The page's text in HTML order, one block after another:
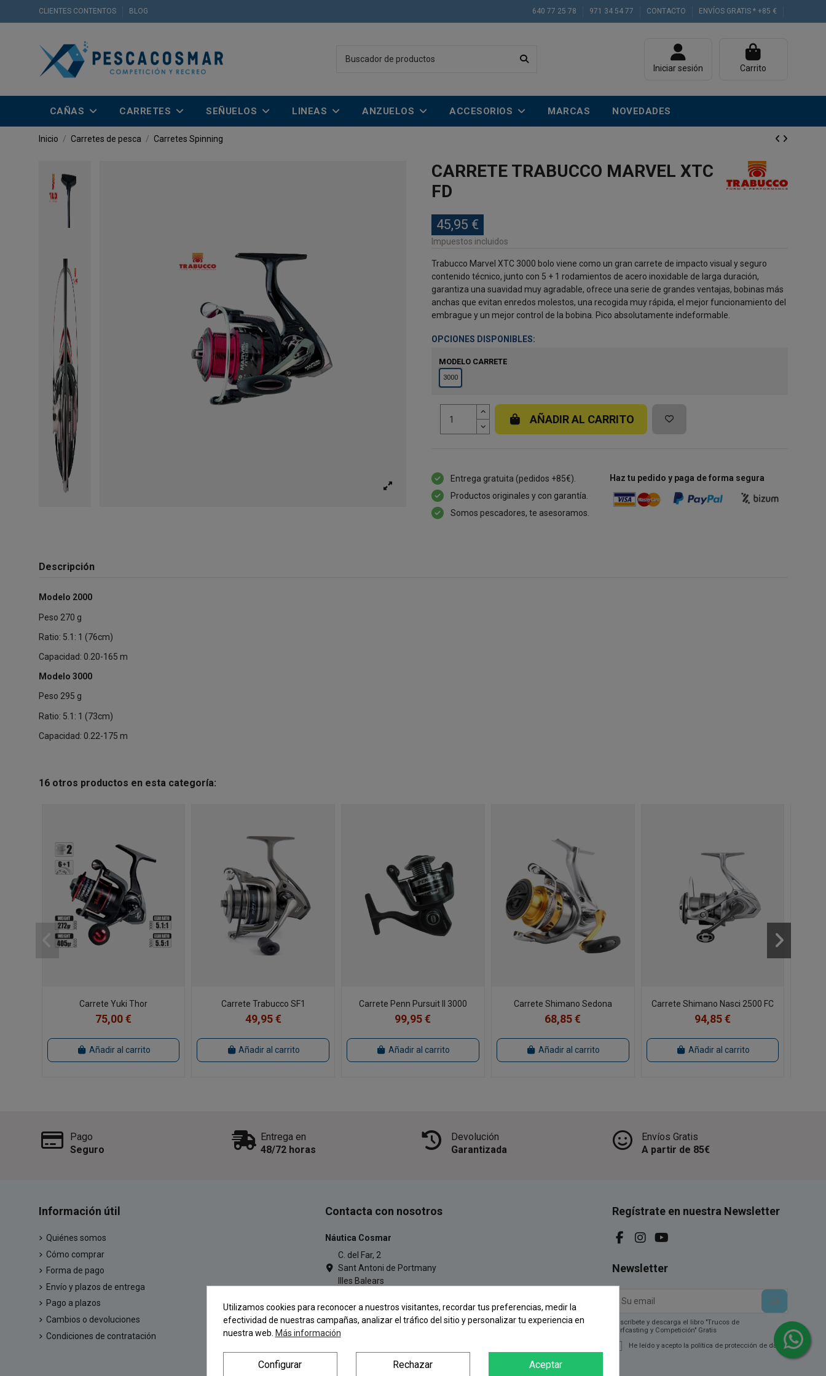
CLIENTES CONTENTOS BLOG 640 77 25 78 971 34 54 77 CONTACTO ENVÍOS GRATIS * +85 €
Iniciar sesión Carrito
CAÑAS CARRETES SEÑUELOS LINEAS ANZUELOS ACCESORIOS MARCAS NOVEDADES
Inicio Carretes de pesca Carretes Spinning
CARRETE TRABUCCO MARVEL XTC
FD
45,95 €
Impuestos incluidos
Trabucco Marvel XTC 3000 bolo viene como un gran carrete de impacto visual y seguro
contenido técnico, junto con 5 + 1 rodamientos de acero inoxidable de larga duración,
garantiza una suavidad muy agradable, ofrece una serie de grandes ventajas, bobinas más
anchas que evitan enredos molestos, una recogida muy rápida, el mejor funcionamiento del
embrague y un mejor control de la bobina. Pico absolutamente indeformable.
OPCIONES DISPONIBLES:
MODELO CARRETE
3000
AÑADIR AL CARRITO
Entrega gratuita (pedidos +85€).
Productos originales y con garantía.
Somos pescadores, te asesoramos.
Haz tu pedido y paga de forma segura
Descripción
Modelo 2000
Peso 270 g
Ratio: 5.1: 1 (76cm)
Capacidad: 0.20-165 m
Modelo 3000
Peso 295 g
Ratio: 5.1: 1 (73cm)
Capacidad: 0.22-175 m
16 otros productos en esta categoría:
Carrete Yuki Thor
75,00 €
Añadir al carrito
Carrete Trabucco SF1
49,95 €
Añadir al carrito
Carrete Penn Pursuit II 3000
99,95 €
Añadir al carrito
Carrete Shimano Sedona
68,85 €
Añadir al carrito
Carrete Shimano Nasci 2500 FC
94,85 €
Añadir al carrito
Pago
Seguro
Entrega en
48/72 horas
Devolución
Garantizada
Envíos Gratis
A partir de 85€
Información útil
Quiénes somos
Cómo comprar
Forma de pago
Envío y plazos de entrega
Pago a plazos
Cambios o devoluciones
Condiciones de contratación
Contacta con nosotros
Náutica Cosmar
C. del Far, 2
Sant Antoni de Portmany
Illes Balears
pescacosmar@gmail.com
Regístrate en nuestra Newsletter
Newsletter
Suscríbete y descarga el libro "Trucos de
Surfcasting y Competición" Gratis
He leído y acepto la política de protección de datos.
Utilizamos cookies para reconocer a nuestros visitantes, recordar tus preferencias, medir la
efectividad de nuestras campañas, analizar el tráfico del sitio y personalizar tu experiencia en
nuestra web. Más información
Configurar Rechazar Aceptar